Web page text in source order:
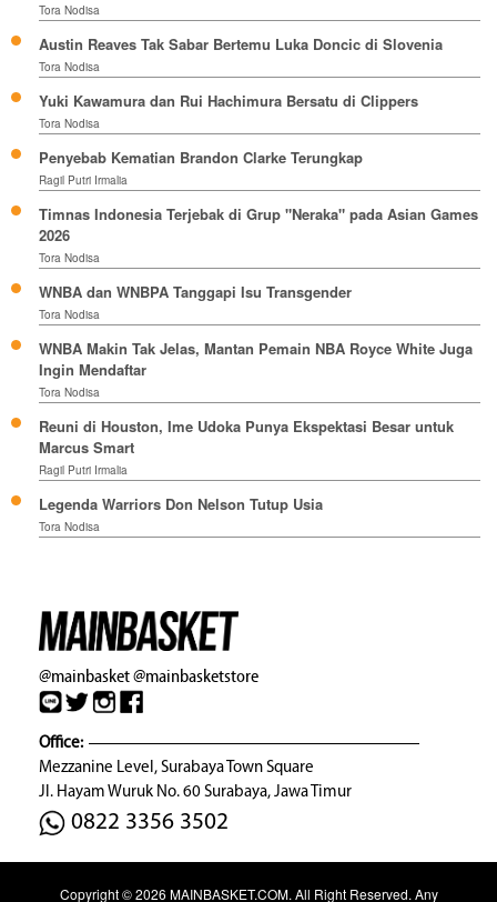
Tora Nodisa
Austin Reaves Tak Sabar Bertemu Luka Doncic di Slovenia
Tora Nodisa
Yuki Kawamura dan Rui Hachimura Bersatu di Clippers
Tora Nodisa
Penyebab Kematian Brandon Clarke Terungkap
Ragil Putri Irmalia
Timnas Indonesia Terjebak di Grup "Neraka" pada Asian Games
2026
Tora Nodisa
WNBA dan WNBPA Tanggapi Isu Transgender
Tora Nodisa
WNBA Makin Tak Jelas, Mantan Pemain NBA Royce White Juga
Ingin Mendaftar
Tora Nodisa
Reuni di Houston, Ime Udoka Punya Ekspektasi Besar untuk
Marcus Smart
Ragil Putri Irmalia
Legenda Warriors Don Nelson Tutup Usia
Tora Nodisa
@mainbasket@mainbasketstore
Office:
Mezzanine Level, Surabaya Town Square
Jl. Hayam Wuruk No. 60 Surabaya, Jawa Timur
0822 3356 3502
Copyright © 2026 MAINBASKET.COM. All Right Reserved. Any